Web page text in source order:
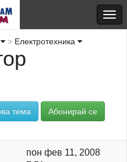
Електротехника
тема Абонирай се
пон фев 11, 2008